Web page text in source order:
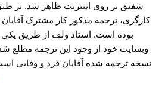
شفیق بر روی اینترنت ظاهر شد. بر
کارگری، ترجمه مذکور کار مشترک
بوده است. استاد ولف از طریق یکی
وبسایت خود از وجود این ترجمه مطلع
نسخه ترجمه شده آقایان فرد و وفایی